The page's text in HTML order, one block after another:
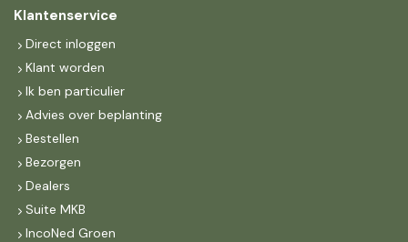
Klantenservice
Direct inloggen
Klant worden
Ik ben particulier
Advies over beplanting
Bestellen
Bezorgen
Dealers
Suite MKB
IncoNed Groen